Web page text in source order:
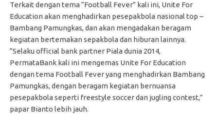
Terkait dengan tema “Football Fever” kali ini, Unite For
Education akan menghadirkan pesepakbola nasional top –
Bambang Pamungkas, dan akan mengadakan beragam
kegiatan bertemakan sepakbola dan hiburan lainnya.
“Selaku official bank partner Piala dunia 2014,
PermataBank kali ini mengemas Unite For Education
dengan tema Football Fever yang menghadirkan Bambang
Pamungkas, dengan beragam kegiatan bernuansa
pesepakbola seperti freestyle soccer dan jugling contest,”
papar Bianto lebih jauh.